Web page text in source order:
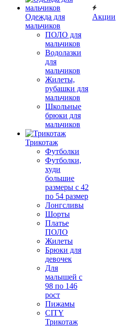
Одежда для
мальчиков
ПОЛО для
мальчиков
Водолазки
для
мальчиков
Жилеты,
рубашки для
мальчиков
Школьные
брюки для
мальчиков
Трикотаж
Футболки
Футболки,
худи
большие
размеры с 42
по 54 размер
Лонгсливы
Шорты
Платье
ПОЛО
Жилеты
Брюки для
девочек
Для
малышей с
98 по 146
рост
Пижамы
CITY
Трикотаж
Акции